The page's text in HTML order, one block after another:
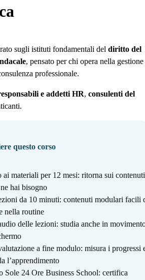
sugli istituti fondamentali del diritto del
, pensato per chi opera nella gestione
professionale.
e addetti HR, consulenti del
questo corso
ai materiali per 12 mesi: ritorna sui contenuti
hai bisogno
da 10 minuti: contenuti modulari facili
nella routine
delle lezioni: studia anche in
a fine modulo: misura i progressi
l’apprendimento
Sole 24 Ore Business School: certifica